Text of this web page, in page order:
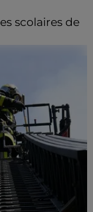
scolaires de